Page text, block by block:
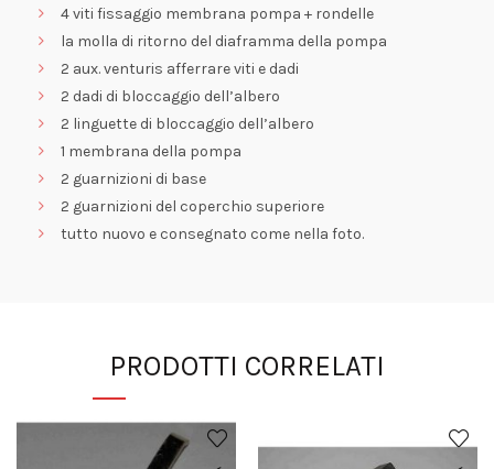
4 viti fissaggio membrana pompa + rondelle
la molla di ritorno del diaframma della pompa
2 aux. venturis afferrare viti e dadi
2 dadi di bloccaggio dell’albero
2 linguette di bloccaggio dell’albero
1 membrana della pompa
2 guarnizioni di base
2 guarnizioni del coperchio superiore
tutto nuovo e consegnato come nella foto.
PRODOTTI CORRELATI